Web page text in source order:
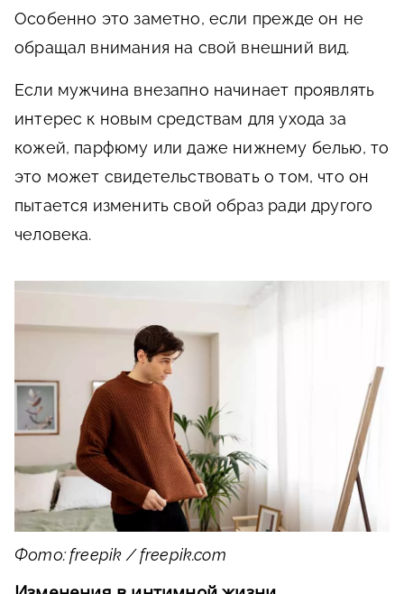
Особенно это заметно, если прежде он не
обращал внимания на свой внешний вид.
Если мужчина внезапно начинает проявлять
интерес к новым средствам для ухода за
кожей, парфюму или даже нижнему белью, то
это может свидетельствовать о том, что он
пытается изменить свой образ ради другого
человека.
Фото: freepik / freepik.com